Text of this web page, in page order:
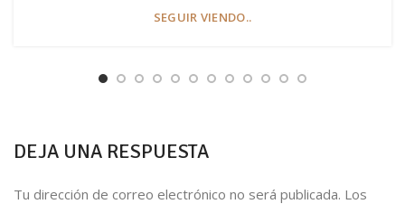
SEGUIR VIENDO..
DEJA UNA RESPUESTA
Tu dirección de correo electrónico no será publicada. Los